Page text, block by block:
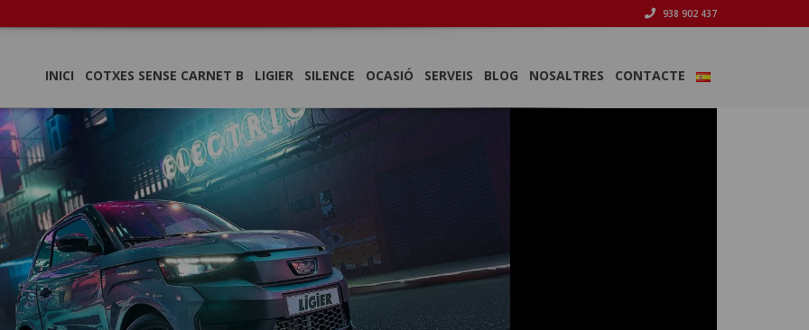
938 902 437
INICI COTXES SENSE CARNET B LIGIER SILENCE OCASIÓ SERVEIS BLOG NOSALTRES CONTACTE